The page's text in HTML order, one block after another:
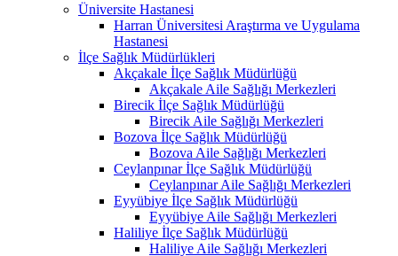
Üniversite Hastanesi
Harran Üniversitesi Araştırma ve Uygulama
Hastanesi
İlçe Sağlık Müdürlükleri
Akçakale İlçe Sağlık Müdürlüğü
Akçakale Aile Sağlığı Merkezleri
Birecik İlçe Sağlık Müdürlüğü
Birecik Aile Sağlığı Merkezleri
Bozova İlçe Sağlık Müdürlüğü
Bozova Aile Sağlığı Merkezleri
Ceylanpınar İlçe Sağlık Müdürlüğü
Ceylanpınar Aile Sağlığı Merkezleri
Eyyübiye İlçe Sağlık Müdürlüğü
Eyyübiye Aile Sağlığı Merkezleri
Haliliye İlçe Sağlık Müdürlüğü
Haliliye Aile Sağlığı Merkezleri